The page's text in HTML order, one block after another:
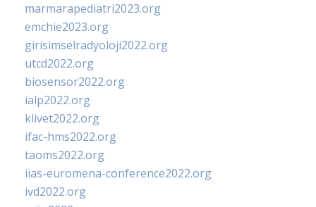
marmarapediatri2023.org
emchie2023.org
girisimselradyoloji2022.org
utcd2022.org
biosensor2022.org
ialp2022.org
klivet2022.org
ifac-hms2022.org
taoms2022.org
iias-euromena-conference2022.org
ivd2022.org